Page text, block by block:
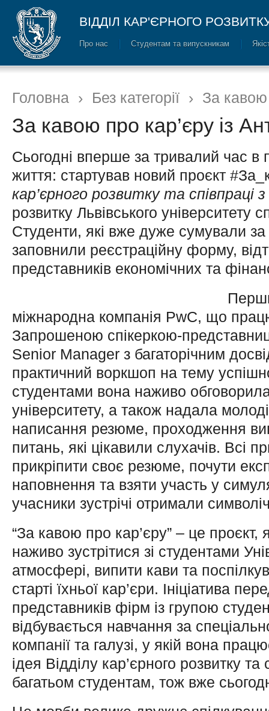
ВІДДІЛ КАР'ЄРНОГО
Про нас Cтудентам та випускникам
Головна › Без категорії › За кавою
За кавою про кар’єру із
Сьогодні вперше за тривалий час
життя: стартував новий проєкт
кар’єрного розвитку та співпраці
розвитку Львівського
Студенти, які вже дуже сумували
заповнили реєстраційну форму,
представників економічних та
міжнародна компанія PwC, що
Запрошеною спікеркою-
Senior Manager з багаторічним
практичний воркшоп на тему
студентами вона наживо
університету, а також надала
написання резюме, проходження
питань, які цікавили слухачів. Всі
прикріпити своє резюме, почути
наповнення та взяти участь у
учасники зустрічі отримали
“За кавою про кар’єру” – це
наживо зустрітися зі студентами
атмосфері, випити кави та
старті їхньої кар’єри. Ініціатива
представників фірм із групою
відбувається навчання за
компанії та галузі, у якій вона
ідея Відділу кар’єрного розвитку та
багатьом студентам, тож вже